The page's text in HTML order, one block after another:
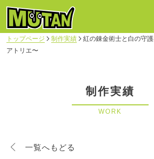
トップページ 制作実績
紅の錬金術士と白の守
アトリエ〜
制作実績
WORK
一覧へもどる